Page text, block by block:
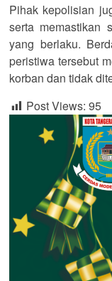
Pihak kepolisian
serta memastikan
yang berlaku.
peristiwa tersebut
korban dan tidak
Post Views: 95